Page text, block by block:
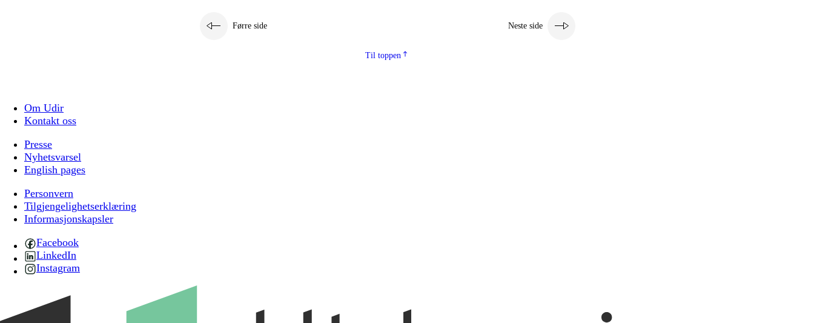
Førre side Neste side
Til toppen
Om Udir
Kontakt oss
Presse
Nyhetsvarsel
English pages
Personvern
Tilgjengelighetserklæring
Informasjonskapsler
Facebook
LinkedIn
Instagram